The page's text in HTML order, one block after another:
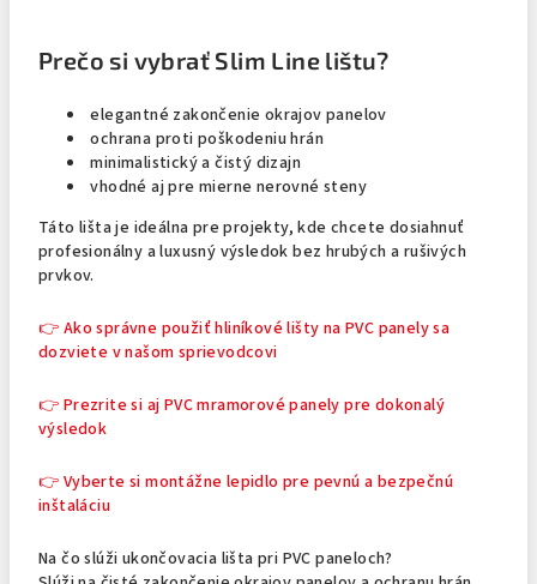
Prečo si vybrať Slim Line lištu?
elegantné zakončenie okrajov panelov
ochrana proti poškodeniu hrán
minimalistický a čistý dizajn
vhodné aj pre mierne nerovné steny
Táto lišta je ideálna pre projekty, kde chcete dosiahnuť
profesionálny a luxusný výsledok bez hrubých a rušivých
prvkov.
👉 Ako správne použiť hliníkové lišty na PVC panely sa
dozviete v našom sprievodcovi
👉 Prezrite si aj PVC mramorové panely pre dokonalý
výsledok
👉 Vyberte si montážne lepidlo pre pevnú a bezpečnú
inštaláciu
Na čo slúži ukončovacia lišta pri PVC paneloch?